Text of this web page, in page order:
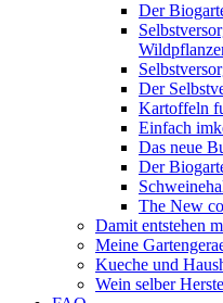
Der
Der
Kartoffeln
Einfach
Das neue
Der
The New
Damit entstehen
Meine
Kueche und
Wein selber